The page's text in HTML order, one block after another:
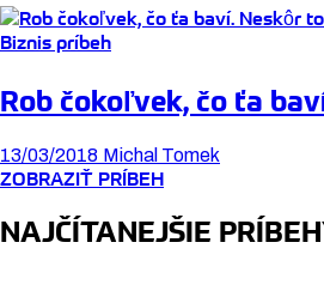
Biznis príbeh
Rob čokoľvek, čo ťa
13/03/2018 Michal Tomek
ZOBRAZIŤ PRÍBEH
NAJČÍTANEJŠIE